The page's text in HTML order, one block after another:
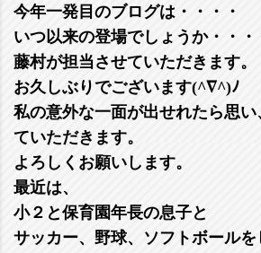
今年一発目のブログは・・・・
いつ以来の登場でしょうか・・・
藤村が担当させていただきます。
お久しぶりでございます(^∇^)ﾉ
私の意外な一面が出せれたら思
ていただきます。
よろしくお願いします。
最近は、
小２と保育園年長の息子と
サッカー、野球、ソフトボールを